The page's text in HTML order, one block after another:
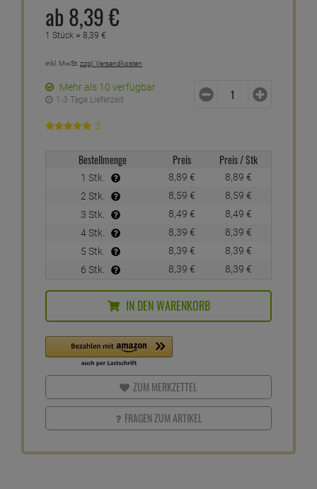
ab 8,39€
1 Stück = 8,39 €
inkl. MwSt.zzgl. Versandkosten
Mehr als 10 verfügbar
1-3 Tage Lieferzeit
3
Bestellmenge Preis Preis / Stk
1 Stk. 8,89 € 8,89 €
2 Stk.
8,59 € 8,59 €
3 Stk.
8,49 € 8,49 €
4 Stk.
8,39 € 8,39 €
5 Stk.
8,39 € 8,39 €
6 Stk.
8,39 € 8,39 €
IN DEN WARENKORB
ZUM MERKZETTEL
FRAGEN ZUM ARTIKEL